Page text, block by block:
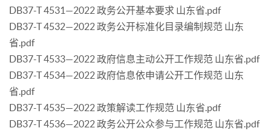
DB37-T 4531—2022 政务公开基本要求 山东省.pdf
DB37-T 4532—2022 政务公开标准化目录编制规范 山东
省.pdf
DB37-T 4533—2022 政府信息主动公开工作规范 山东省.pdf
DB37-T 4534—2022 政府信息依申请公开工作规范 山东
省.pdf
DB37-T 4535—2022 政策解读工作规范 山东省.pdf
DB37-T 4536—2022 政务公开公众参与工作规范 山东省.pdf